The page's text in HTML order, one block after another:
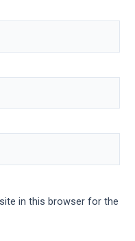
in this browser for the